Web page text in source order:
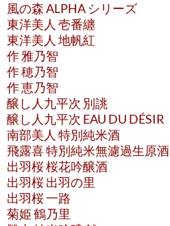
風の森 ALPHA シリーズ
東洋美人 壱番纏
東洋美人 地帆紅
作 雅乃智
作 穂乃智
作 恵乃智
醸し人九平次 別誂
醸し人九平次 EAU DU DÉSIR
南部美人 特別純米酒
飛露喜 特別純米無濾過生原酒
出羽桜 桜花吟醸酒
出羽桜 出羽の里
出羽桜 一路
菊姫 鶴乃里